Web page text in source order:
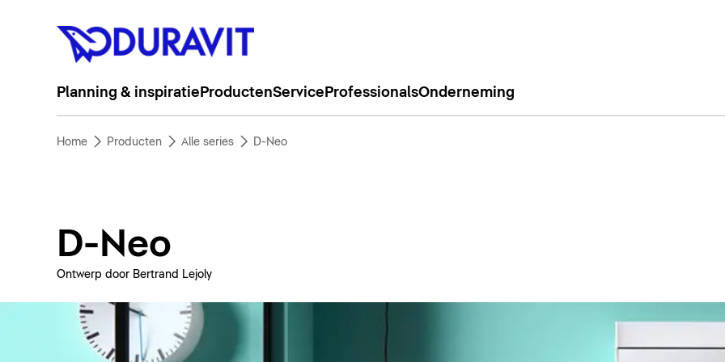
Planning & inspiratie ProductenService ProfessionalsOnderneming
Home Producten Alle series D-Neo
D-Neo
Ontwerp door Bertrand Lejoly